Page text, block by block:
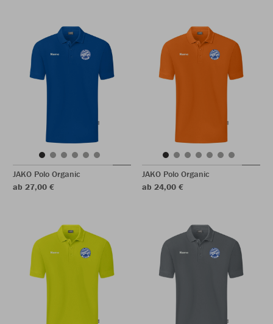
JAKO Polo Organic
ab 27,00 €
JAKO Polo Organic
ab 24,00 €